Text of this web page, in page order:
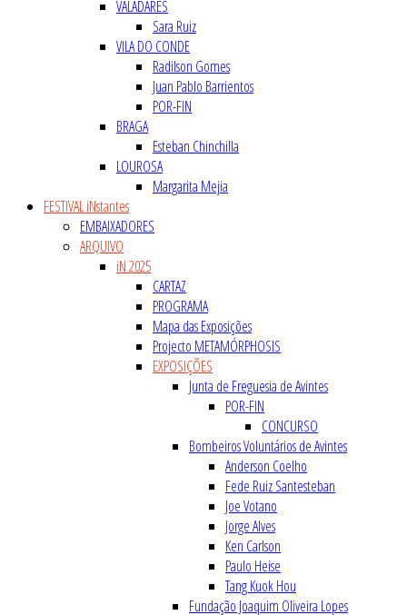
VALADARES
Sara Ruiz
VILA DO CONDE
Radilson Gomes
Juan Pablo Barrientos
POR-FIN
BRAGA
Esteban Chinchilla
LOUROSA
Margarita Mejia
FESTIVAL iNstantes
EMBAIXADORES
ARQUIVO
iN 2025
CARTAZ
PROGRAMA
Mapa das Exposições
Projecto METAMÓRPHOSIS
EXPOSIÇÕES
Junta de Freguesia de Avintes
POR-FIN
CONCURSO
Bombeiros Voluntários de Avintes
Anderson Coelho
Fede Ruiz Santesteban
Joe Votano
Jorge Alves
Ken Carlson
Paulo Heise
Tang Kuok Hou
Fundação Joaquim Oliveira Lopes